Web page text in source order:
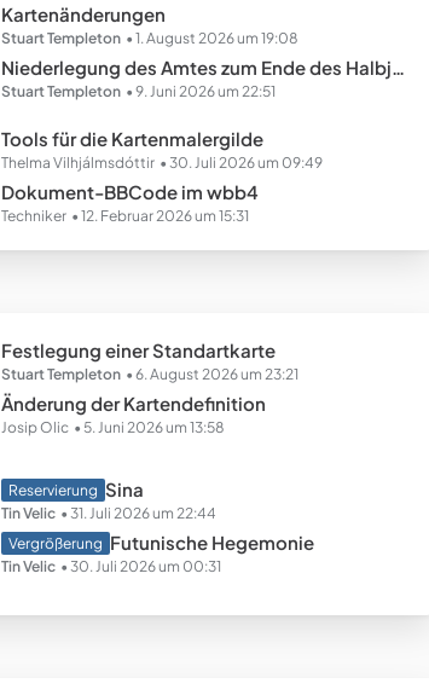
Kartenänderungen
Stuart Templeton 1. August 2026 um 19:08
Niederlegung des Amtes zum Ende des Halbjahres
Stuart Templeton 9. Juni 2026 um 22:51
Tools für die Kartenmalergilde
Thelma Vilhjálmsdóttir 30. Juli 2026 um 09:49
Dokument-BBCode im wbb4
Techniker 12. Februar 2026 um 15:31
Festlegung einer Standartkarte
Stuart Templeton 6. August 2026 um 23:21
Änderung der Kartendefinition
Josip Olic 5. Juni 2026 um 13:58
Reservierung Sina
Tin Velic
31. Juli 2026 um 22:44
Vergrößerung Futunische Hegemonie
Tin Velic 30. Juli 2026 um 00:31